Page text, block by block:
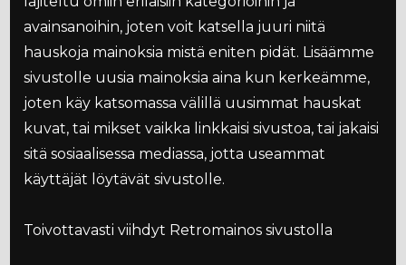
avainsanoihin, joten voit katsella juuri niitä
hauskoja mainoksia mistä eniten pidät. Lisäämme
sivustolle uusia mainoksia aina kun kerkeämme,
joten käy katsomassa välillä uusimmat hauskat
kuvat, tai mikset vaikka linkkaisi sivustoa, tai jakaisi
sitä sosiaalisessa mediassa, jotta useammat
käyttäjät löytävät sivustolle.
Toivottavasti viihdyt Retromainos sivustolla